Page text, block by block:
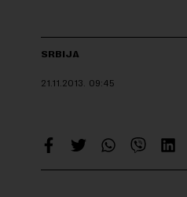
SRBIJA
21.11.2013. 09:45